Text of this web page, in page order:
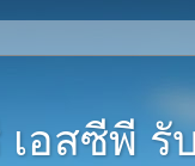
อสซีพี